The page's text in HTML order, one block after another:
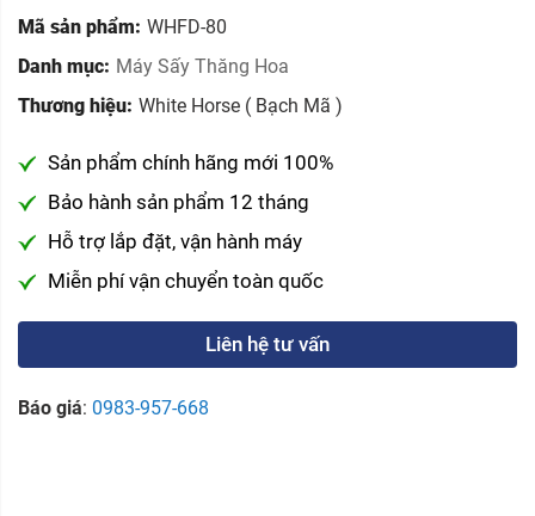
Mã sản phẩm: WHFD-80
Danh mục: Máy Sấy Thăng Hoa
Thương hiệu: White Horse ( Bạch Mã )
Sản phẩm chính hãng mới 100%
Bảo hành sản phẩm 12 tháng
Hỗ trợ lắp đặt, vận hành máy
Miễn phí vận chuyển toàn quốc
Liên hệ tư vấn
Báo giá: 0983-957-668